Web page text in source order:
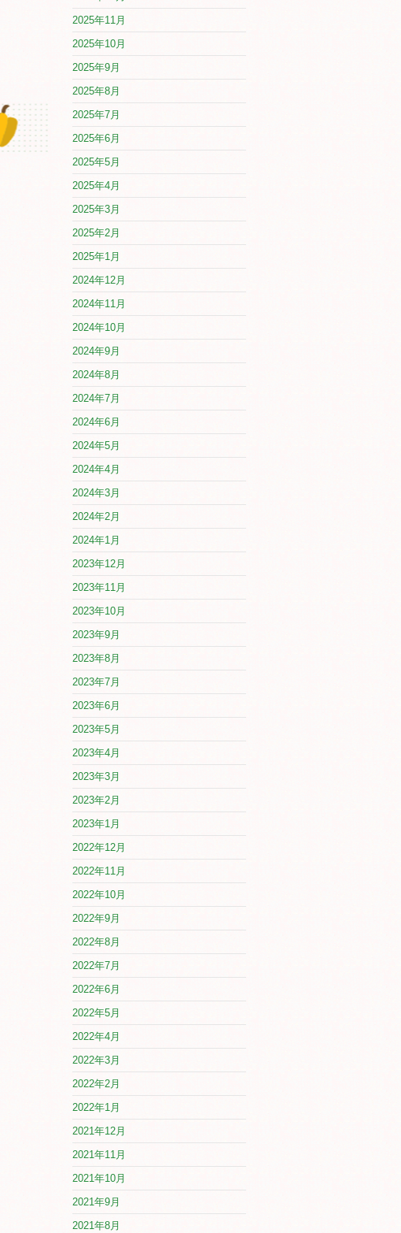
2025年11月
2025年10月
2025年9月
2025年8月
2025年7月
2025年6月
2025年5月
2025年4月
2025年3月
2025年2月
2025年1月
2024年12月
2024年11月
2024年10月
2024年9月
2024年8月
2024年7月
2024年6月
2024年5月
2024年4月
2024年3月
2024年2月
2024年1月
2023年12月
2023年11月
2023年10月
2023年9月
2023年8月
2023年7月
2023年6月
2023年5月
2023年4月
2023年3月
2023年2月
2023年1月
2022年12月
2022年11月
2022年10月
2022年9月
2022年8月
2022年7月
2022年6月
2022年5月
2022年4月
2022年3月
2022年2月
2022年1月
2021年12月
2021年11月
2021年10月
2021年9月
2021年8月